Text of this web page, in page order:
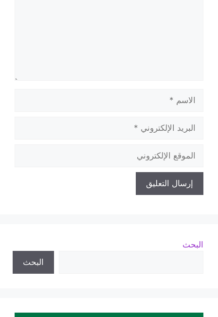
الإلكتروني
الإلكتروني
البحث
البحث